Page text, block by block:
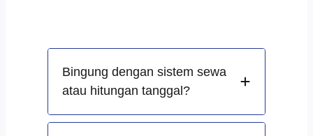
Bingung dengan sistem sewa
atau hitungan tanggal?